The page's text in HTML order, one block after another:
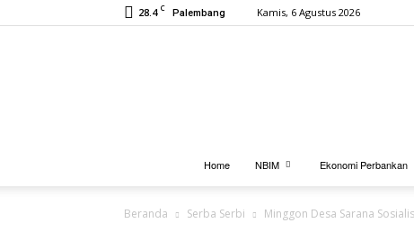
28.4 C Palembang Kamis, 6 Agustus 2026
Home
NBIM Ekonomi Perbankan
Beranda Serba Serbi Minggon Desa Sarana